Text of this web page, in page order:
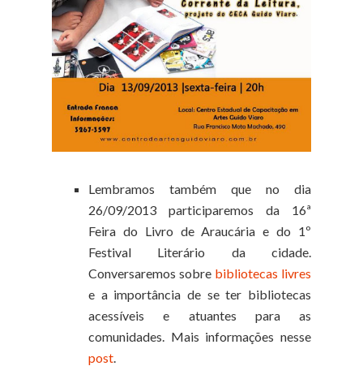
Lembramos também que no dia
26/09/2013 participaremos da 16ª
Feira do Livro de Araucária e do 1º
Festival Literário da cidade.
Conversaremos sobre bibliotecas livres
e a importância de se ter bibliotecas
acessíveis e atuantes para as
comunidades. Mais informações nesse
post.